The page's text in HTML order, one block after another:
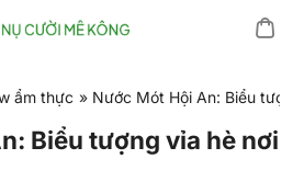
ẩm thực » Nước Mót Hội An: Biểu
Biểu tượng vỉa hè nơi